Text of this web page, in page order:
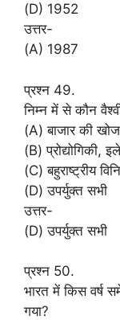
(D) 1952
उत्तर-
(A) 1987
प्रश्न 49.
निम्न में से कौन
(A) बाजार की खोज
(B) प्रोद्योगिकी,
(C) बहुराष्ट्रीय
(D) उपर्युक्त सभी
उत्तर-
(D) उपर्युक्त सभी
प्रश्न 50.
भारत में किस वर्ष
गया?